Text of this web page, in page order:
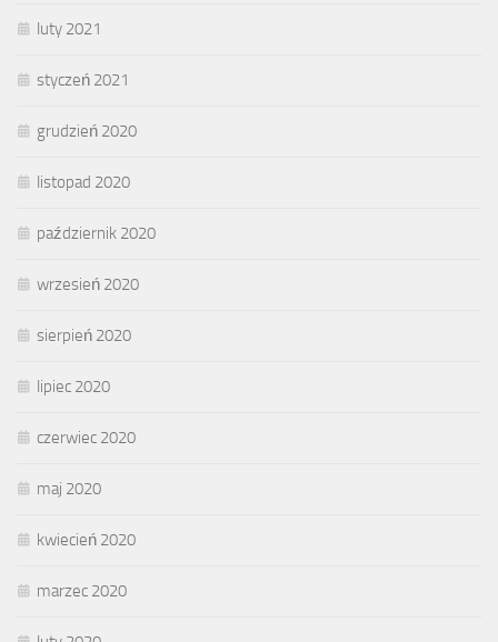
luty 2021
styczeń 2021
grudzień 2020
listopad 2020
październik 2020
wrzesień 2020
sierpień 2020
lipiec 2020
czerwiec 2020
maj 2020
kwiecień 2020
marzec 2020